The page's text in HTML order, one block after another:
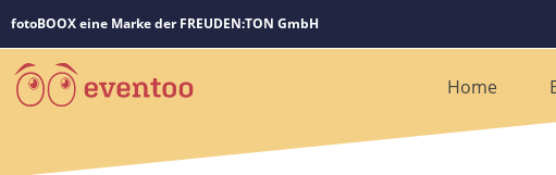
fotoBOOX eine Marke der FREUDEN:TON GmbH
Home